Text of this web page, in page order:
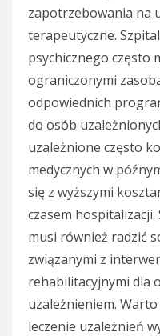
zapotrzebowania na
terapeutyczne.
psychicznego często
ograniczonymi
odpowiednich
do osób
uzależnione często
medycznych w
się z wyższymi
czasem
musi również radzić
związanymi z
rehabilitacyjnymi dla
uzależnieniem.
leczenie uzależnień